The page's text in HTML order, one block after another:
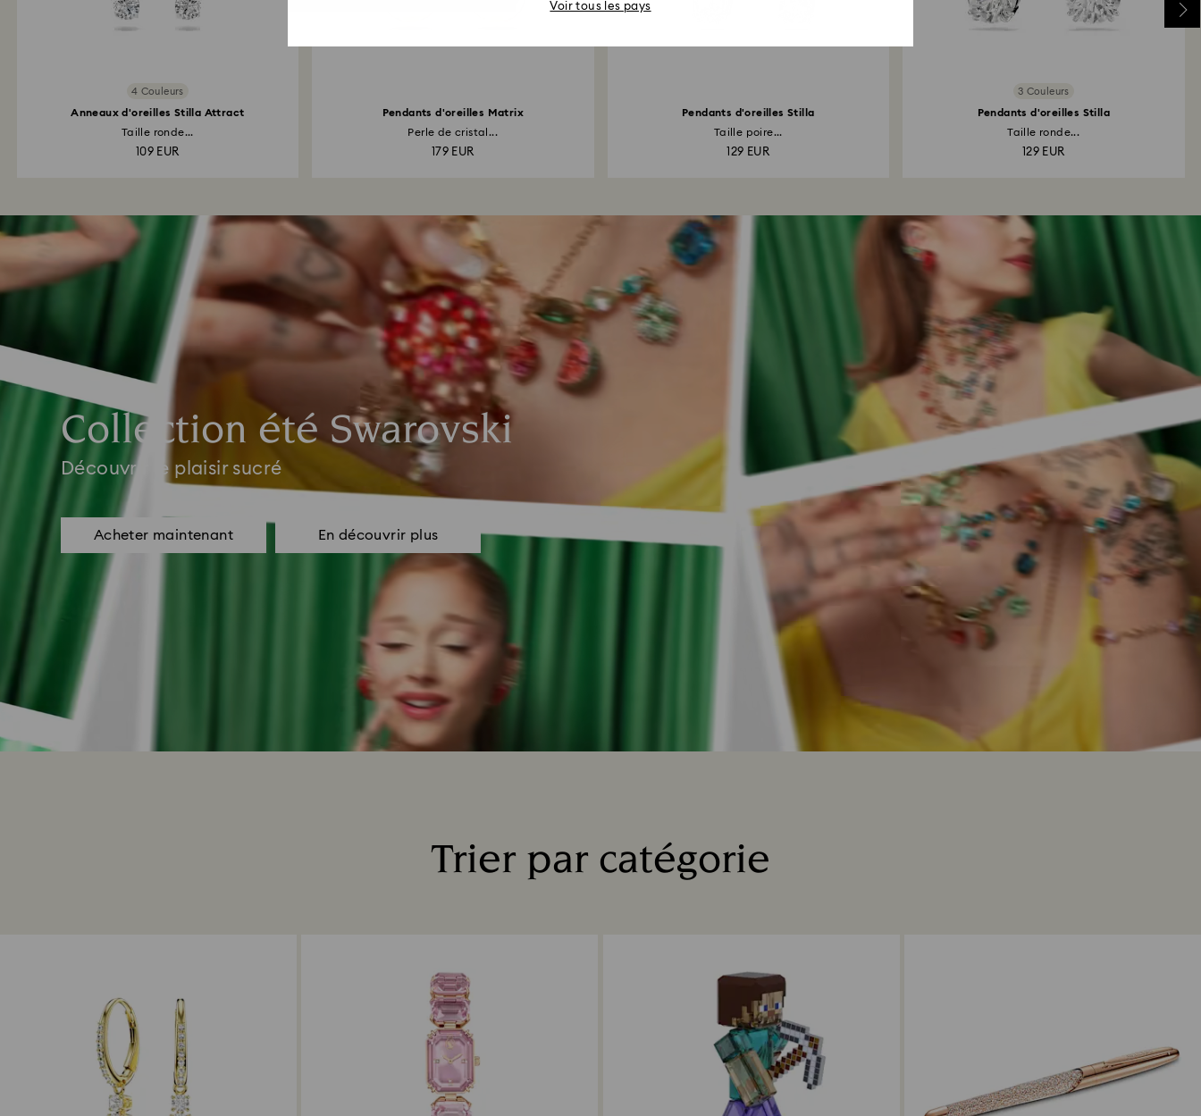
4 Couleurs
Anneaux d'oreilles Stilla Attract
Taille ronde...
109 EUR
Pendants d'oreilles Matrix
Perle de cristal...
179 EUR
Pendants d'oreilles Stilla
Taille poire...
129 EUR
3 Couleurs
Pendants d'oreilles Stilla
Taille ronde...
129 EUR
Collection été Swarovski
Découvrir le plaisir sucré
Acheter maintenant En découvrir plus
Trier par catégorie
Voir tous les pays